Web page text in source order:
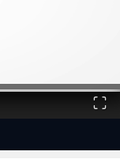
Fullscreen